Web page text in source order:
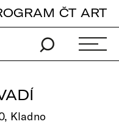
ČT ART
Kladno